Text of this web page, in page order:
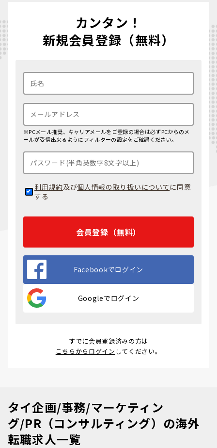
カンタン！
新規会員登録（無料）
※PCメール推奨、キャリアメールをご登録の場合は必ずPCからのメ
ールが受信出来るようにフィルターの設定をご確認ください。
利用規約及び個人情報の取り扱いについて に同意
する
会員登録（無料）
Facebookでログイン
Googleでログイン
すでに会員登録済みの方は
こちらからログイン してください。
タイ企画/事務/マーケティン
グ/PR（コンサルティング）の海外
転職求人一覧